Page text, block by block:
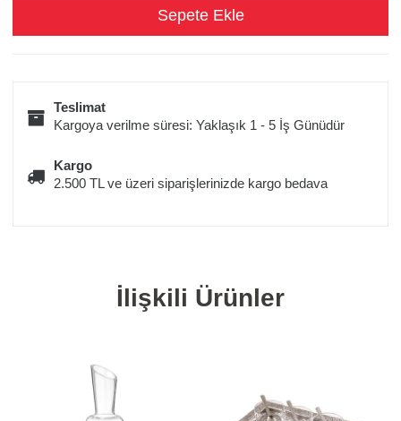
Teslimat
Kargoya verilme süresi: Yaklaşık 1 - 5 İş Günüdür
Kargo
2.500 TL ve üzeri siparişlerinizde kargo bedava
İlişkili Ürünler